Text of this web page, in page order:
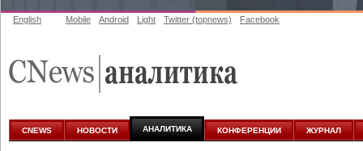
аналитике
English Mobile Android Light Twitter (topnews) Facebook
CNEWS НОВОСТИ АНАЛИТИКА КОНФЕРЕНЦИИ ЖУРНАЛ